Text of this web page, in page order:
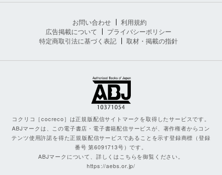
お問い合わせ
利用規約
広告掲載について
プライバシーポリシー
特定商取引法に基づく表記
取材・掲載の指針
コクリコ［cocreco］は正規版配信サイトマークを取得したサービスです。
ABJマークは、この電子書店・電子書籍配信サービスが、著作権者からコン
テンツ使用許諾を得た正規版配信サービスであることを示す登録商標（登録
番号 第6091713号）です。
ABJマークについて、詳しくはこちらを御覧ください。
https://aebs.or.jp/